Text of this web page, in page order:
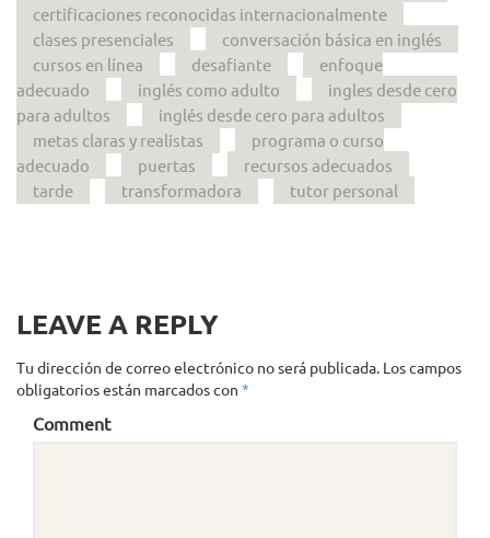
certificaciones reconocidas internacionalmente
clases presenciales
conversación básica en inglés
cursos en línea
desafiante
enfoque
adecuado
inglés como adulto
ingles desde cero
para adultos
inglés desde cero para adultos
metas claras y realistas
programa o curso
adecuado
puertas
recursos adecuados
tarde
transformadora tutor personal
LEAVE A REPLY
Tu dirección de correo electrónico no será publicada. Los campos
obligatorios están marcados con *
Comment